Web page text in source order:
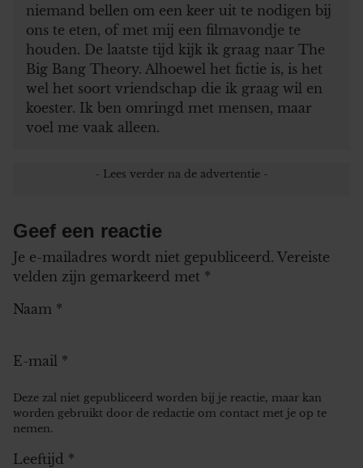
niemand bellen om een keer uit te nodigen bij
ons te eten, of met mij een filmavondje te
houden. De laatste tijd kijk ik graag naar The
Big Bang Theory. Alhoewel het fictie is, is het
wel het soort vriendschap die ik graag wil en
koester. Ik ben omringd met mensen, maar
voel me vaak alleen.
Geef een reactie
Je e-mailadres wordt niet gepubliceerd. Vereiste
velden zijn gemarkeerd met *
Naam *
E-mail *
Deze zal niet gepubliceerd worden bij je reactie, maar kan
worden gebruikt door de redactie om contact met je op te
nemen.
Leeftijd *